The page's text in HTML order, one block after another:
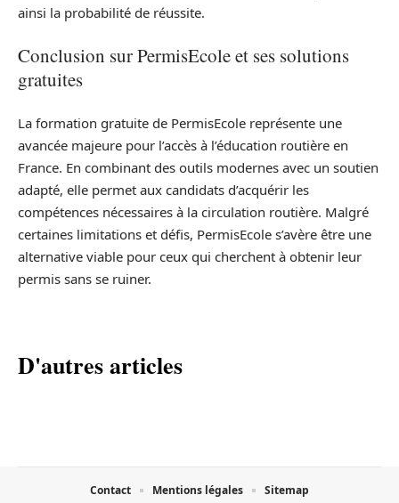
ainsi la probabilité de réussite.
Conclusion sur PermisEcole et ses solutions
gratuites
La formation gratuite de PermisEcole représente une
avancée majeure pour l’accès à l’éducation routière en
France. En combinant des outils modernes avec un soutien
adapté, elle permet aux candidats d’acquérir les
compétences nécessaires à la circulation routière. Malgré
certaines limitations et défis, PermisEcole s’avère être une
alternative viable pour ceux qui cherchent à obtenir leur
permis sans se ruiner.
D'autres articles
Contact Mentions légales Sitemap